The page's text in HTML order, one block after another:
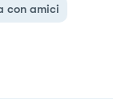
con amici